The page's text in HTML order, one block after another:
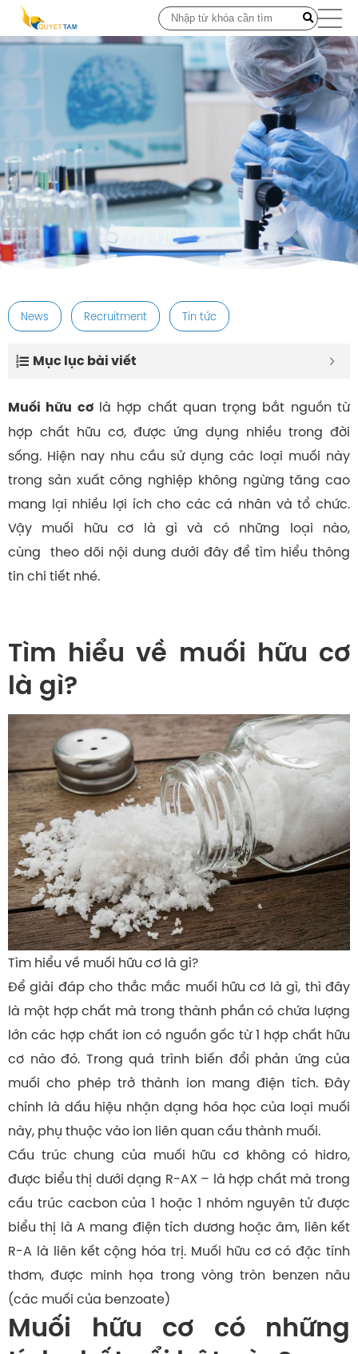
post
News Recruitment Tin tức
Mục lục bài viết
Muối hữu cơlà hợp chất quan trọng bắt nguồn từ
hợp chất hữu cơ, được ứng dụng nhiều trong đời
sống. Hiện nay nhu cầu sử dụng các loại muối này
trong sản xuất công nghiệp không ngừng tăng cao
mang lại nhiều lợi ích cho các cá nhân và tổ chức.
Vậy muối hữu cơ là gì và có những loại nào,
cùng theo dõi nội dung dưới đây để tìm hiểu thông
tin chi tiết nhé.
Tìm hiểu về muối hữu cơ
là gì?
Tìm hiểu về muối hữu cơ là gì?
Để giải đáp cho thắc mắc muối hữu cơ là gì, thì đây
là một hợp chất mà trong thành phần có chứa lượng
lớn các hợp chất ion có nguồn gốc từ 1 hợp chất hữu
cơ nào đó. Trong quá trình biến đổi phản ứng của
muối cho phép trở thành ion mang điện tích. Đây
chính là dấu hiệu nhận dạng hóa học của loại muối
này, phụ thuộc vào ion liên quan cấu thành muối.
Cấu trúc chung của muối hữu cơ không có hidro,
được biểu thị dưới dạng R-AX – là hợp chất mà trong
cấu trúc cacbon của 1 hoặc 1 nhóm nguyên tử được
biểu thị là A mang điện tích dương hoặc âm, liên kết
R-A là liên kết cộng hóa trị. Muối hữu cơ có đặc tính
thơm, được minh họa trong vòng tròn benzen nâu
(các muối của benzoate)
Muối hữu cơ có những